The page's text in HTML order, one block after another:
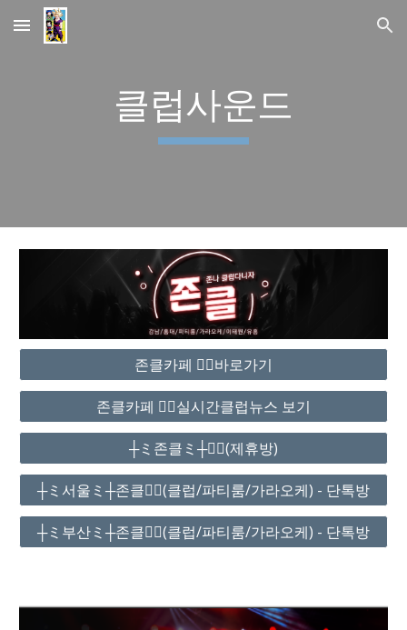
Skip to main content Skip to navigation
클럽사운드
존클카페 ❤️‍🔥바로가기
존클카페 ❤️‍🔥실시간클럽뉴스 보기
┼ミ존클ミ┼❤️‍🔥(제휴방)
┼ミ서울ミ┼존클❤️‍🔥(클럽/파티룸/가라오케) - 단톡방
┼ミ부산ミ┼존클❤️‍🔥(클럽/파티룸/가라오케) - 단톡방